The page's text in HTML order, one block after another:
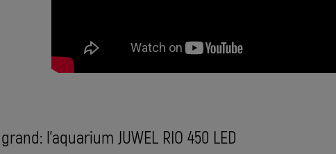
l’aquarium JUWEL RIO 450 LED